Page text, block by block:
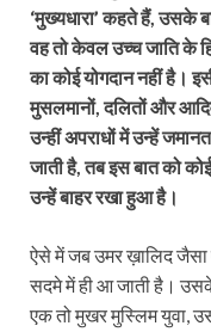
‘मुख्यधारा’ कहते हैं, उसके
वह ‍तो केवल उच्च जाति के
का कोई योगदान नहीं है।
मुसलमानों, दलितों और
उन्‍हीं अपराधों में उन्‍हें
जाती है, तब इस बात को
उन्हें बाहर रखा हुआ है।
ऐसे में जब उमर ख़ालिद जैसा
सदमे में ही आ जाती है।
एक तो मुखर मुस्लिम युवा,